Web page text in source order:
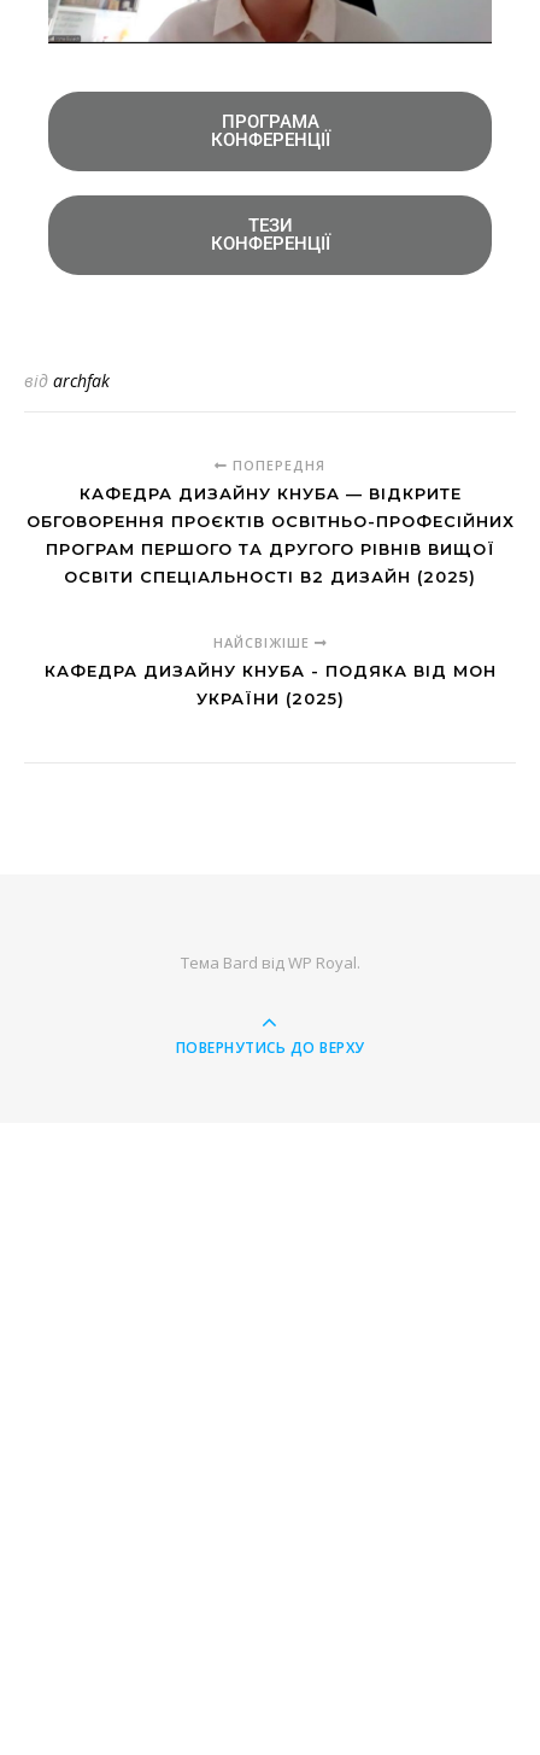
ПРОГРАМА
КОНФЕРЕНЦІЇ
ТЕЗИ
КОНФЕРЕНЦІЇ
від archfak
ПОПЕРЕДНЯ
КАФЕДРА ДИЗАЙНУ КНУБА — ВІДКРИТЕ
ОБГОВОРЕННЯ ПРОЄКТІВ ОСВІТНЬО-ПРОФЕСІЙНИХ
ПРОГРАМ ПЕРШОГО ТА ДРУГОГО РІВНІВ ВИЩОЇ
ОСВІТИ СПЕЦІАЛЬНОСТІ В2 ДИЗАЙН (2025)
НАЙСВІЖІШЕ
КАФЕДРА ДИЗАЙНУ КНУБА - ПОДЯКА ВІД МОН
УКРАЇНИ (2025)
Тема Bard відWP Royal.
ПОВЕРНУТИСЬ ДО ВЕРХУ